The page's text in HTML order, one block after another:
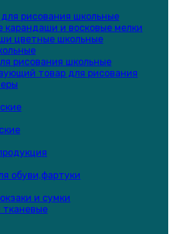
рисования школьные
карандаши и восковые мелки
цветные школьные
рисования школьные
товар для рисования
обуви,фартуки
и сумки